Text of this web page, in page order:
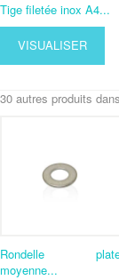
Tige filetée inox A4...
VISUALISER
30 autres produits
Rondelle
moyenne...